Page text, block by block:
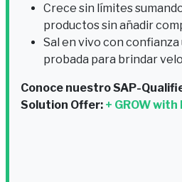
Crece sin límites
productos sin añadir
Sal en vivo con
probada para brindar
Conoce nuestro SAP-
Solution Offer: + GROW with